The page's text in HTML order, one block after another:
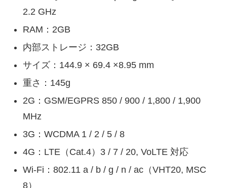
2.2 GHz
RAM：2GB
内部ストレージ：32GB
サイズ：144.9 × 69.4 ×8.95 mm
重さ：145g
2G：GSM/EGPRS 850 / 900 / 1,800 / 1,900
MHz
3G：WCDMA 1 / 2 / 5 / 8
4G：LTE（Cat.4）3 / 7 / 20, VoLTE 対応
Wi-Fi：802.11 a / b / g / n / ac（VHT20, MSC
8）